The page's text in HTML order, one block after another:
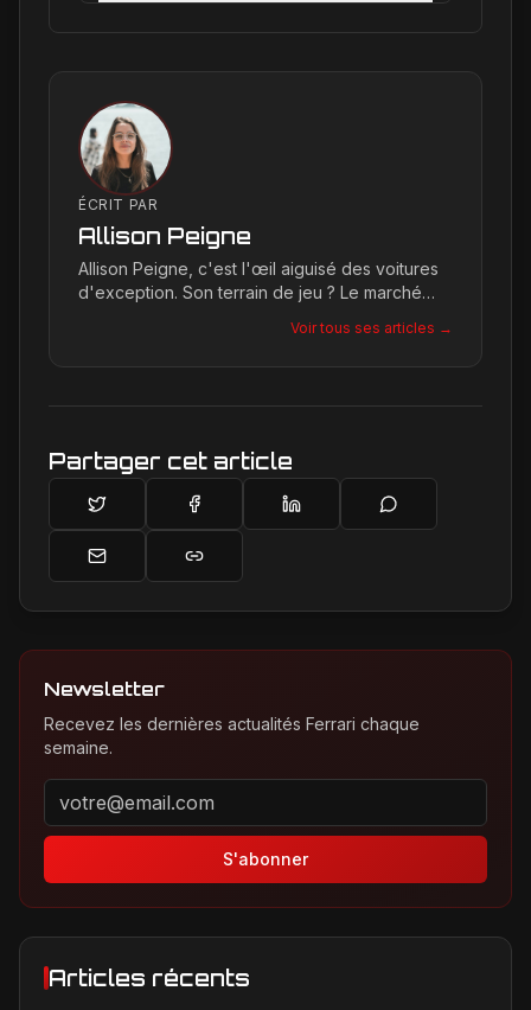
ÉCRIT PAR
Allison Peigne
Allison Peigne, c'est l'œil aiguisé des voitures
d'exception. Son terrain de jeu ? Le marché
une passion contagieuse les dernières
créations, notamment chez Ferrari, sa marque
Voir tous ses articles →
Partager cet article
Newsletter
Recevez les dernières actualités Ferrari chaque
semaine.
Adresse email pour la newsletter
S'abonner
Articles récents